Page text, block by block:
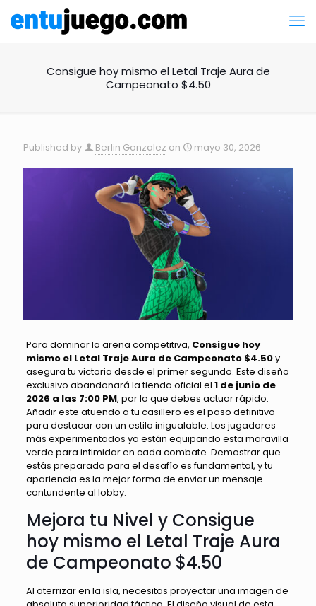
Consigue hoy mismo el Letal Traje Aura de
Campeonato $4.50
Published by Berlin Gonzalez on mayo 30, 2026
Para dominar la arena competitiva, Consigue hoy
mismo el Letal Traje Aura de Campeonato $4.50y
asegura tu victoria desde el primer segundo. Este diseño
exclusivo abandonará la tienda oficial el 1 de junio de
2026 a las 7:00 PM, por lo que debes actuar rápido.
Añadir este atuendo a tu casillero es el paso definitivo
para destacar con un estilo inigualable. Los jugadores
más experimentados ya están equipando esta maravilla
verde para intimidar en cada combate. Demostrar que
estás preparado para el desafío es fundamental, y tu
apariencia es la mejor forma de enviar un mensaje
contundente al lobby.
Mejora tu Nivel y Consigue
hoy mismo el Letal Traje Aura
de Campeonato $4.50
Al aterrizar en la isla, necesitas proyectar una imagen de